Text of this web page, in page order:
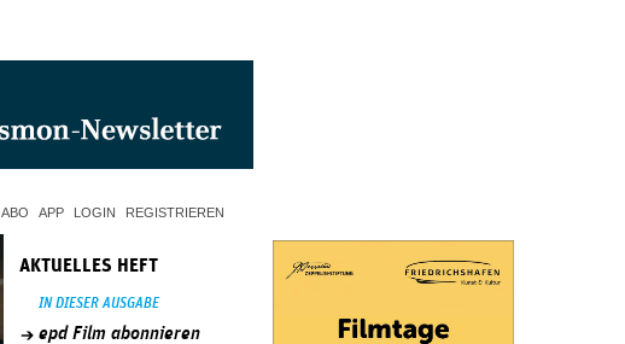
ABO APP LOGIN REGISTRIEREN
AKTUELLES HEFT
IN DIESER AUSGABE
epd Film abonnieren